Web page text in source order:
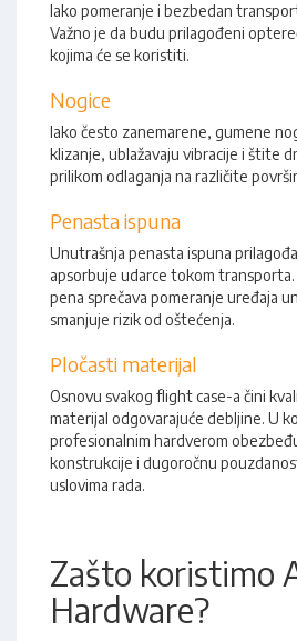
lako pomeranje i bezbedan
Važno je da budu prilagođeni
kojima će se koristiti.
Nogice
Iako često zanemarene, gumene
klizanje, ublažavaju vibracije i štite
prilikom odlaganja na različite
Penasta ispuna
Unutrašnja penasta ispuna
apsorbuje udarce tokom
pena sprečava pomeranje uređaja
smanjuje rizik od oštećenja.
Pločasti materijal
Osnovu svakog flight case-a čini
materijal odgovarajuće debljine. U
profesionalnim hardverom
konstrukcije i dugoročnu
uslovima rada.
Zašto koristimo
Hardware?